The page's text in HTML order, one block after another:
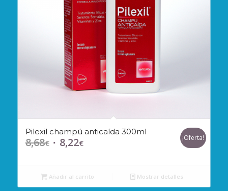
Pilexil champú anticaída 300ml
8,68€ El
era:
8,22€El
es:
¡Oferta!
Añadir al carrito Mostrar detalles